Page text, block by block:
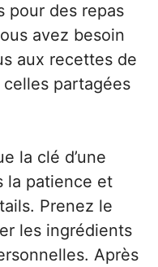
pour des repas
avez besoin
aux recettes de
partagées
la clé d’une
la patience et
Prenez le
les ingrédients
Après